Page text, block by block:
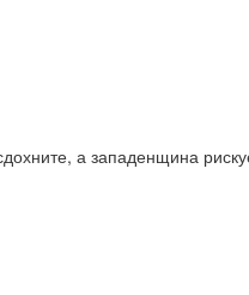
а западенщина